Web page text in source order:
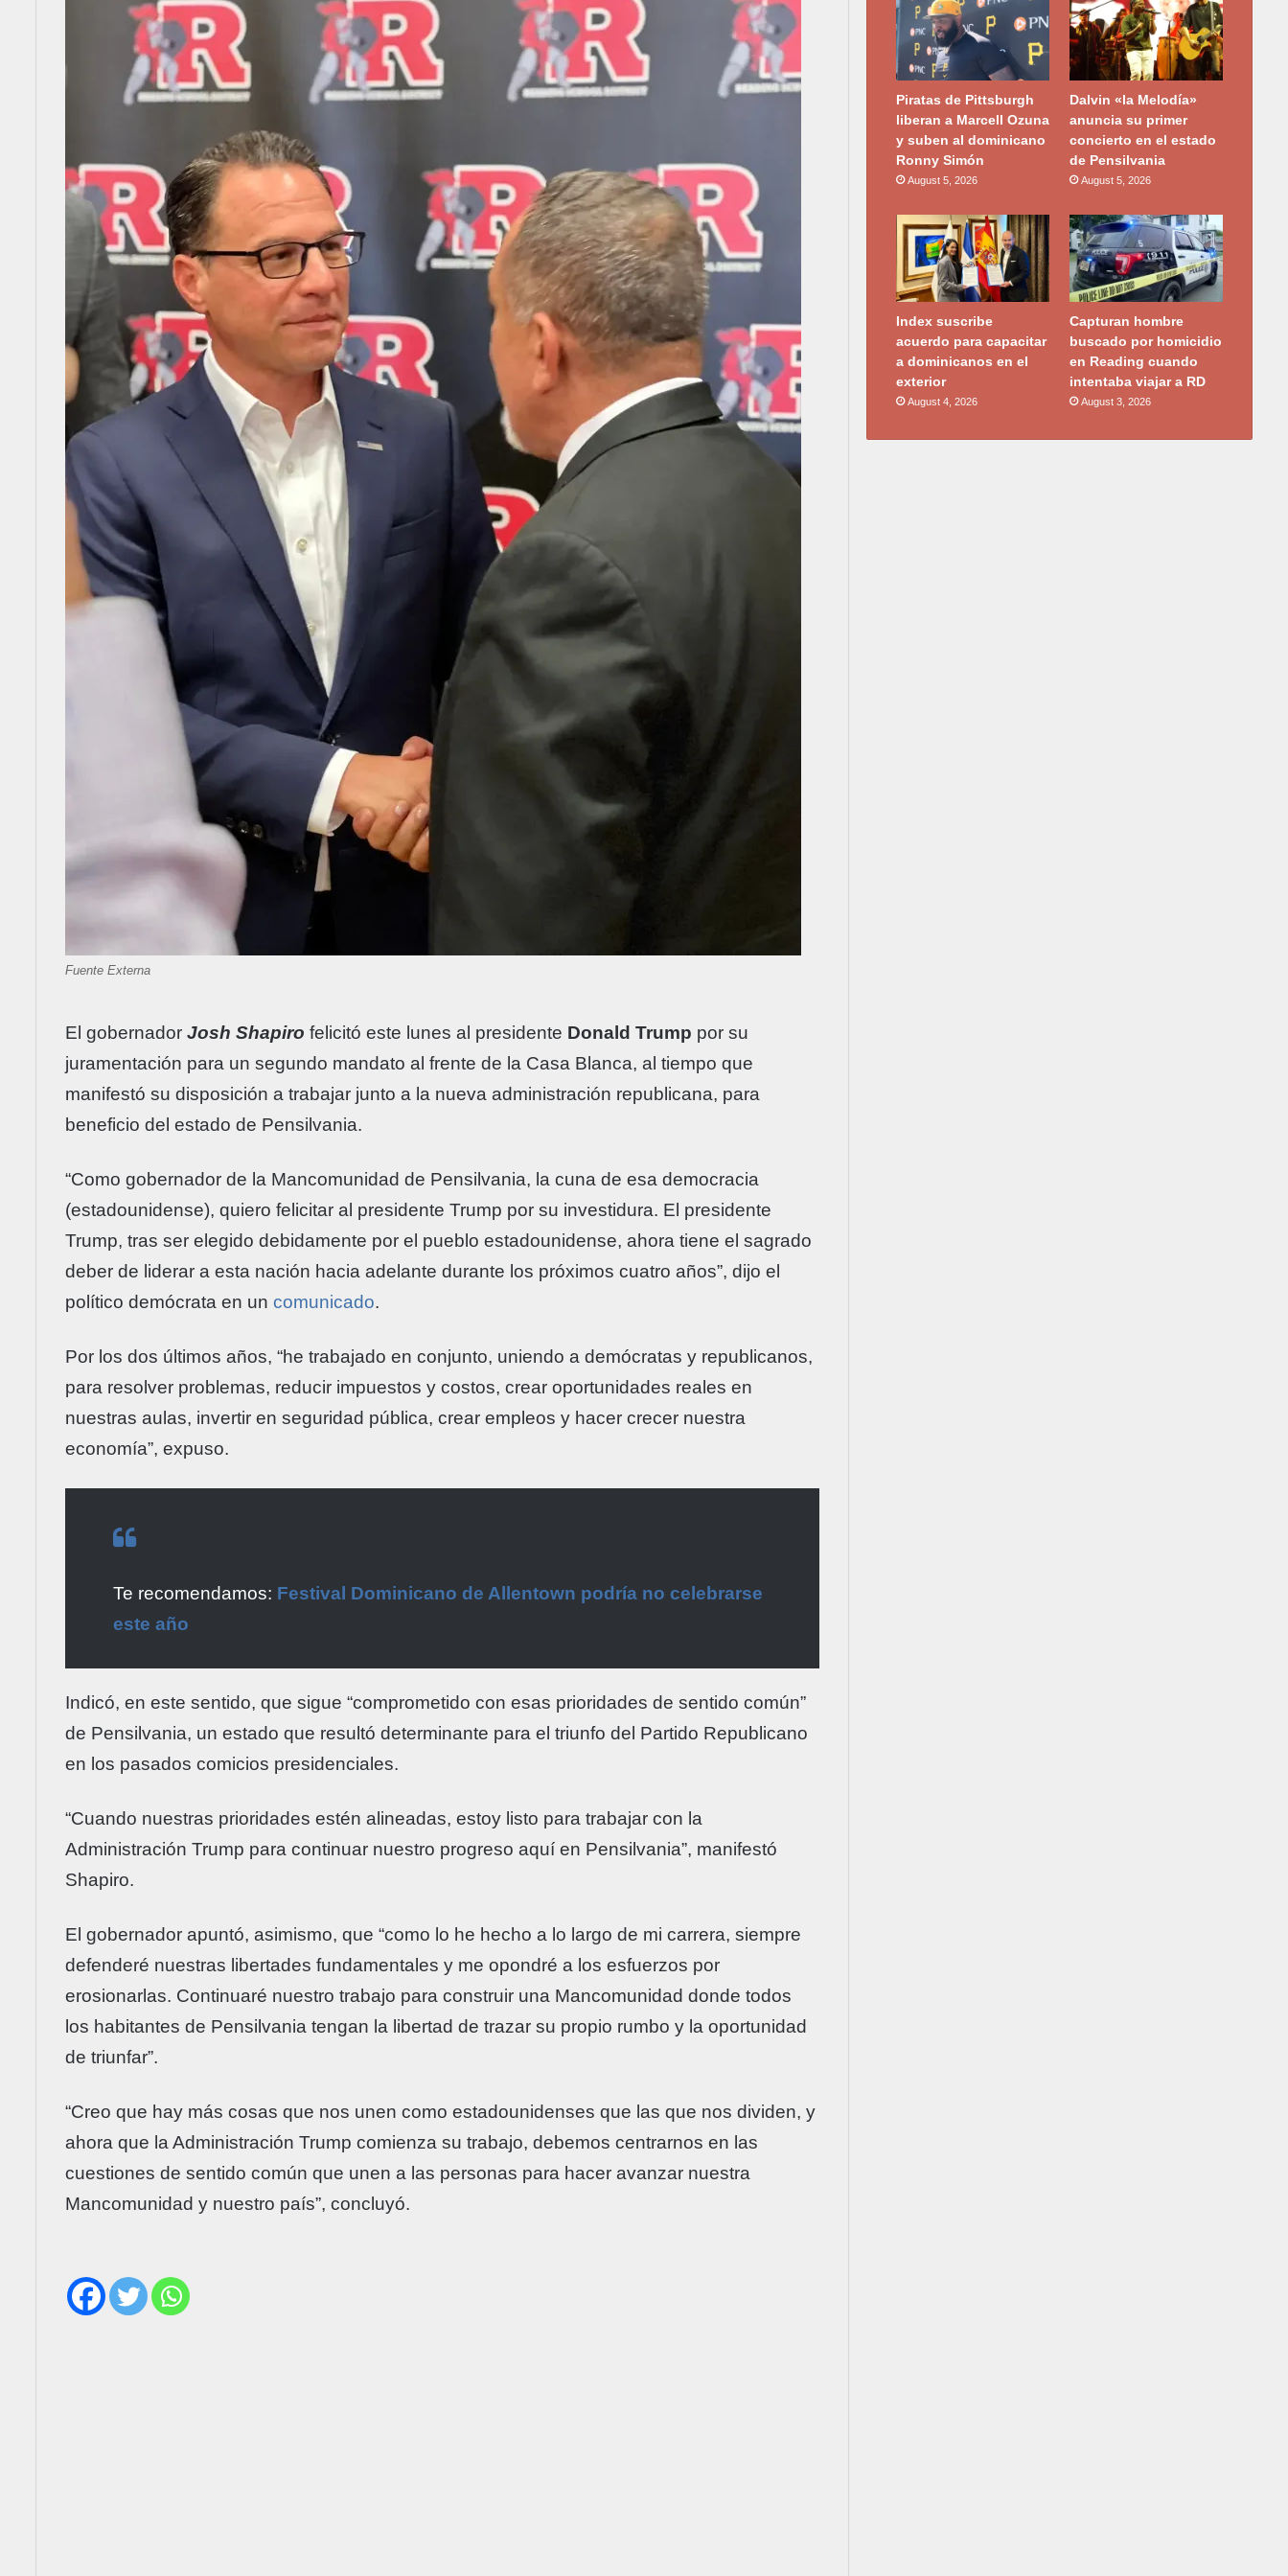
Fuente Externa
El gobernador Josh Shapiro felicitó este lunes al presidente Donald Trump por su
juramentación para un segundo mandato al frente de la Casa Blanca, al tiempo que
manifestó su disposición a trabajar junto a la nueva administración republicana, para
beneficio del estado de Pensilvania.
“Como gobernador de la Mancomunidad de Pensilvania, la cuna de esa democracia
(estadounidense), quiero felicitar al presidente Trump por su investidura. El presidente
Trump, tras ser elegido debidamente por el pueblo estadounidense, ahora tiene el sagrado
deber de liderar a esta nación hacia adelante durante los próximos cuatro años”, dijo el
político demócrata en un comunicado.
Por los dos últimos años, “he trabajado en conjunto, uniendo a demócratas y republicanos,
para resolver problemas, reducir impuestos y costos, crear oportunidades reales en
nuestras aulas, invertir en seguridad pública, crear empleos y hacer crecer nuestra
economía”, expuso.
Te recomendamos: Festival Dominicano de Allentown podría no celebrarse
este año
Indicó, en este sentido, que sigue “comprometido con esas prioridades de sentido común”
de Pensilvania, un estado que resultó determinante para el triunfo del Partido Republicano
en los pasados comicios presidenciales.
“Cuando nuestras prioridades estén alineadas, estoy listo para trabajar con la
Administración Trump para continuar nuestro progreso aquí en Pensilvania”, manifestó
Shapiro.
El gobernador apuntó, asimismo, que “como lo he hecho a lo largo de mi carrera, siempre
defenderé nuestras libertades fundamentales y me opondré a los esfuerzos por
erosionarlas. Continuaré nuestro trabajo para construir una Mancomunidad donde todos
los habitantes de Pensilvania tengan la libertad de trazar su propio rumbo y la oportunidad
de triunfar”.
“Creo que hay más cosas que nos unen como estadounidenses que las que nos dividen, y
ahora que la Administración Trump comienza su trabajo, debemos centrarnos en las
cuestiones de sentido común que unen a las personas para hacer avanzar nuestra
Mancomunidad y nuestro país”, concluyó.
Piratas de Pittsburgh
liberan a Marcell Ozuna
y suben al dominicano
Ronny Simón
August 5, 2026
Dalvin «la Melodía»
anuncia su primer
concierto en el estado
de Pensilvania
August 5, 2026
Index suscribe
acuerdo para capacitar
a dominicanos en el
exterior
August 4, 2026
Capturan hombre
buscado por homicidio
en Reading cuando
intentaba viajar a RD
August 3, 2026